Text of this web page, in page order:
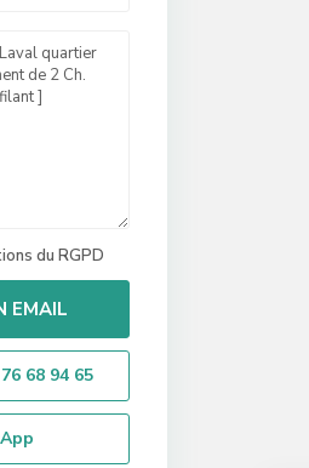
du RGPD
68 94 65